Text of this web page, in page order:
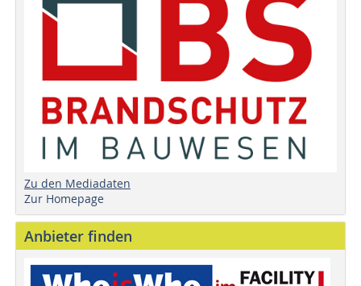
Zu den Mediadaten
Zur Homepage
Anbieter finden